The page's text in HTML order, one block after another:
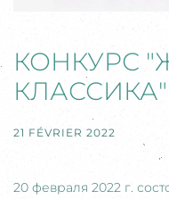
КОНКУРС
21 FÉVRIER 2022
20 февраля 2022 г.